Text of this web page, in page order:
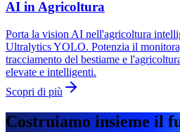
AI in Agricoltura
Porta la vision AI nell'agricoltura
Ultralytics YOLO. Potenzia il
tracciamento del bestiame e
elevate e intelligenti.
Scopri di più
Costruiamo insieme il